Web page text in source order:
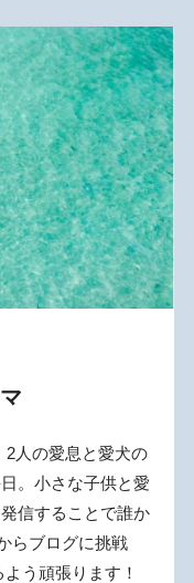
2人の愛息と愛犬の
。小さな子供と愛
信することで誰か
らブログに挑戦
う頑張ります！